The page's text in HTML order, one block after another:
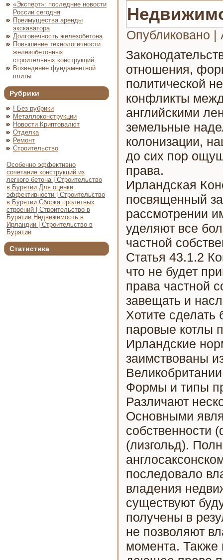
«Эксперт»: последние новости
России сегодня
Преимущества аренды
экскаватора
Долговечность железобетона
Повышение технологичности
железобетонных
строительных конструкций
Возведение фундаментной
плиты
Рубрики
! Без рубрики
Металлоконструкции
Новости Криптовалют
Отделка
Ремонт
Строительство
Особенно эффективно
сочетание конструкций из
легкого бетона | Строительство
в Бурятии Для оценки
эффективности | Строительство
в Бурятии Сборка пролетных
строений | Строительство в
Бурятии Недвижимость в
Ирландии | Строительство в
Бурятии
Статистика
Опубликовано |
отношения,
политической
конфликты
английскими
земельные
колонизации,
до сих пор
права.
Ирландская
посвященный
рассмотрении
уделяют все
частной
Статья 43.1.2
что не будет
права частной
завещать и
Хотите
паровые
Ирландские
заимствованы
Формы и типы
Различают
Основными
собственности
(лизгольд).
последовало
владения
существуют
получены в
не позволяют
момента. Также